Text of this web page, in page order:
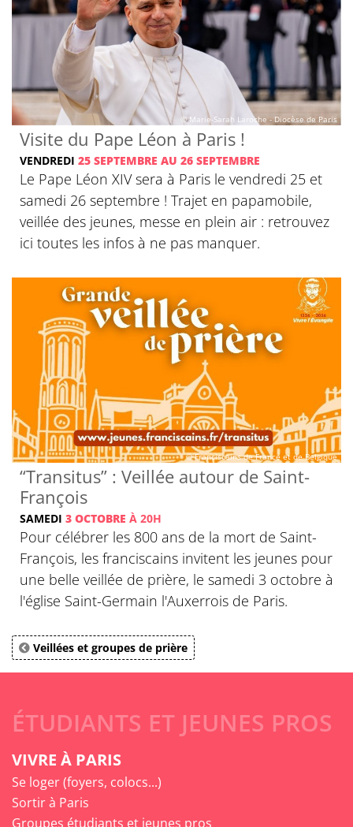
© Marie-Sarah Laroche - Diocèse de Paris
Visite du Pape Léon à Paris !
VENDREDI 25 SEPTEMBRE AU 26 SEPTEMBRE
Le Pape Léon XIV sera à Paris le vendredi 25 et
samedi 26 septembre ! Trajet en papamobile,
veillée des jeunes, messe en plein air : retrouvez
ici toutes les infos à ne pas manquer.
© Franciscains de France et de Belgique
“Transitus” : Veillée autour de Saint-
François
SAMEDI 3 OCTOBRE À 20H
Pour célébrer les 800 ans de la mort de Saint-
François, les franciscains invitent les jeunes pour
une belle veillée de prière, le samedi 3 octobre à
l'église Saint-Germain l'Auxerrois de Paris.
Veillées et groupes de prière
ÉTUDIANTS ET JEUNES PROS
VIVRE À PARIS
Se loger (foyers, colocs...)
Sortir à Paris
Groupes étudiants et jeunes pros